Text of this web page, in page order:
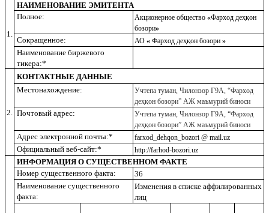
1.
НАИМЕНОВАНИЕ ЭМИТЕНТА
Полное:
Акционерное общество «Фарход деҳқон
бозори»
Сокращенное: АО « Фарход деҳқон бозори »
Наименование биржевого
тикера:*
2.
КОНТАКТНЫЕ ДАННЫЕ
Местонахождение:
Учтепа туман, Чилонзор Г9А, “Фарход
деҳқон бозори” АЖ маъмурий биноси
Почтовый адрес:
Учтепа туман, Чилонзор Г9А, “Фарход
деҳқон бозори” АЖ маъмурий биноси
Адрес электронной почты:* farxod_dehqon_bozori @ mail.uz
Официальный веб-сайт:* http://farhod-bozori.uz
ИНФОРМАЦИЯ О СУЩЕСТВЕННОМ ФАКТЕ
Номер существенного факта:
36
Наименование существенного
факта:
Изменения в списке аффилированных
лиц